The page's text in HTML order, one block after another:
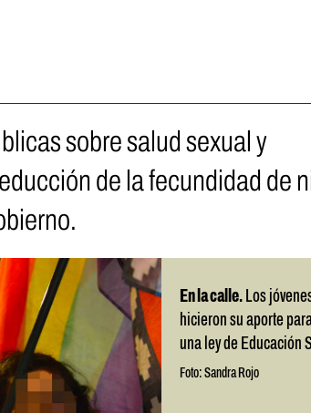
sobre salud sexual y
de la fecundidad de
En la calle. Los
hicieron su aporte
una ley de Educación
Foto: Sandra Rojo